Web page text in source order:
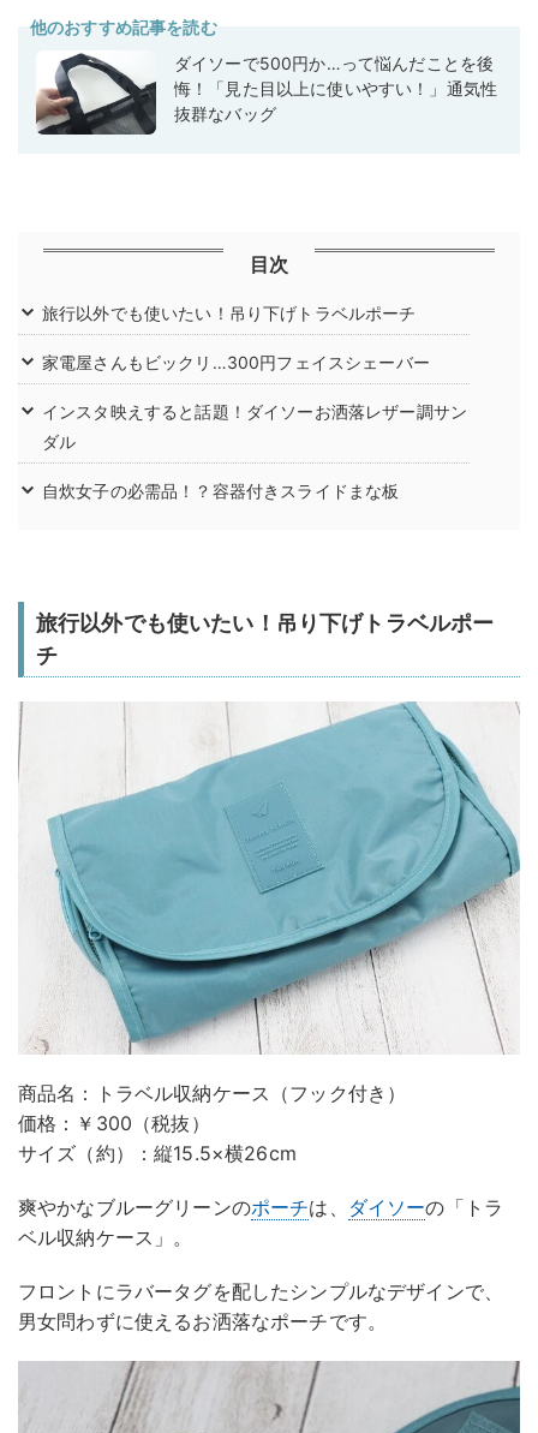
他のおすすめ記事を読む
ダイソーで500円か…って悩んだことを後
悔！「見た目以上に使いやすい！」通気性
抜群なバッグ
目次
旅行以外でも使いたい！吊り下げトラベルポーチ
家電屋さんもビックリ…300円フェイスシェーバー
インスタ映えすると話題！ダイソーお洒落レザー調サン
ダル
自炊女子の必需品！？容器付きスライドまな板
旅行以外でも使いたい！吊り下げトラベルポー
チ
商品名：トラベル収納ケース（フック付き）
価格：￥300（税抜）
サイズ（約）：縦15.5×横26cm
爽やかなブルーグリーンのポーチは、 ダイソーの「トラ
ベル収納ケース」。
フロントにラバータグを配したシンプルなデザインで、
男女問わずに使えるお洒落なポーチです。